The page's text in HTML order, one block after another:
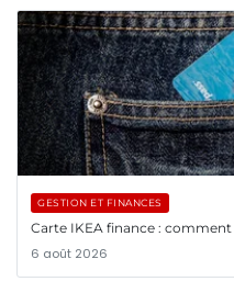
GESTION ET FINANCES
Carte IKEA finance :
6 août 2026